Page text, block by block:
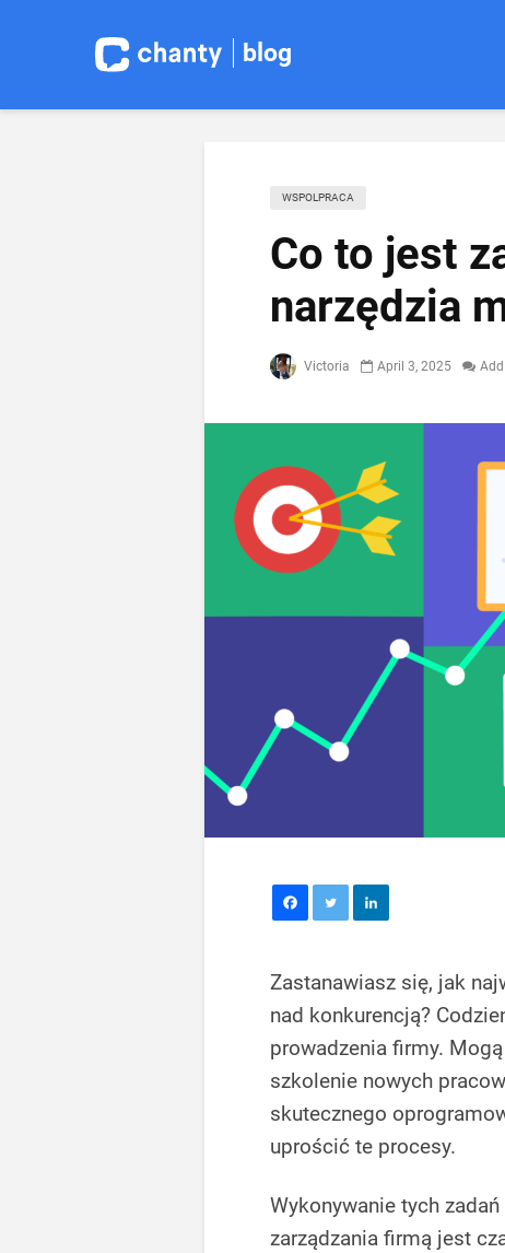
blog
WSPOLPRACA
Co to jest
narzędzia
Victoria April 3, 2025
Zastanawiasz się, jak
nad konkurencją?
prowadzenia firmy.
szkolenie nowych
skutecznego
uprościć te procesy.
Wykonywanie tych
zarządzania firmą jest